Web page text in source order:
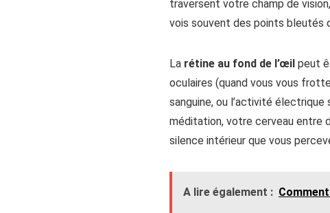
traversent votre champ de
vois souvent des points bleutés
La rétine au fond de l’œil peut
oculaires (quand vous vous
sanguine, ou l’activité
méditation, votre cerveau entre
silence intérieur que vous
A lire également :